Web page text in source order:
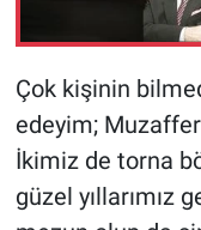
Çok kişinin
edeyim; Muzaffer
İkimiz de torna
güzel yıllarımız